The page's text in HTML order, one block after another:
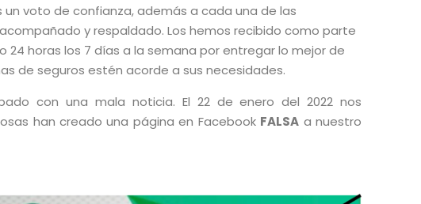
voto de confianza, además a cada una de las
y respaldado. Los hemos recibido como parte
horas los 7 días a la semana por entregar lo mejor de
de seguros estén acorde a sus necesidades.
con una mala noticia. El 22 de enero del 2022 nos
han creado una página en Facebook FALSA a nuestro